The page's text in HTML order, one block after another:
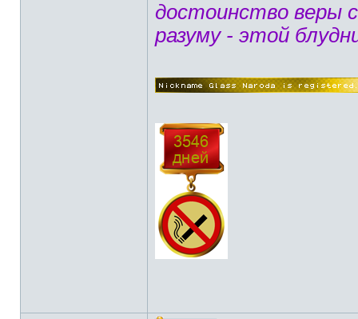
достоинство веры
разуму - этой